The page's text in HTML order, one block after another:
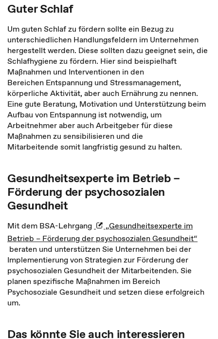
Guter Schlaf
Um guten Schlaf zu fördern sollte ein Bezug zu
unterschiedlichen Handlungsfeldern im Unternehmen
hergestellt werden. Diese sollten dazu geeignet sein, die
Schlafhygiene zu fördern. Hier sind beispielhaft
Maßnahmen und Interventionen in den
Bereichen Entspannung und Stressmanagement,
körperliche Aktivität, aber auch Ernährung zu nennen.
Eine gute Beratung, Motivation und Unterstützung beim
Aufbau von Entspannung ist notwendig, um
Arbeitnehmer aber auch Arbeitgeber für diese
Maßnahmen zu sensibilisieren und die
Mitarbeitende somit langfristig gesund zu halten.
Gesundheitsexperte im Betrieb –
Förderung der psychosozialen
Gesundheit
Mit dem BSA-Lehrgang
„Gesundheitsexperte im
Betrieb – Förderung der psychosozialen Gesundheit“
beraten und unterstützen Sie Unternehmen bei der
Implementierung von Strategien zur Förderung der
psychosozialen Gesundheit der Mitarbeitenden. Sie
planen spezifische Maßnahmen im Bereich
Psychosoziale Gesundheit und setzen diese erfolgreich
um.
Das könnte Sie auch interessieren